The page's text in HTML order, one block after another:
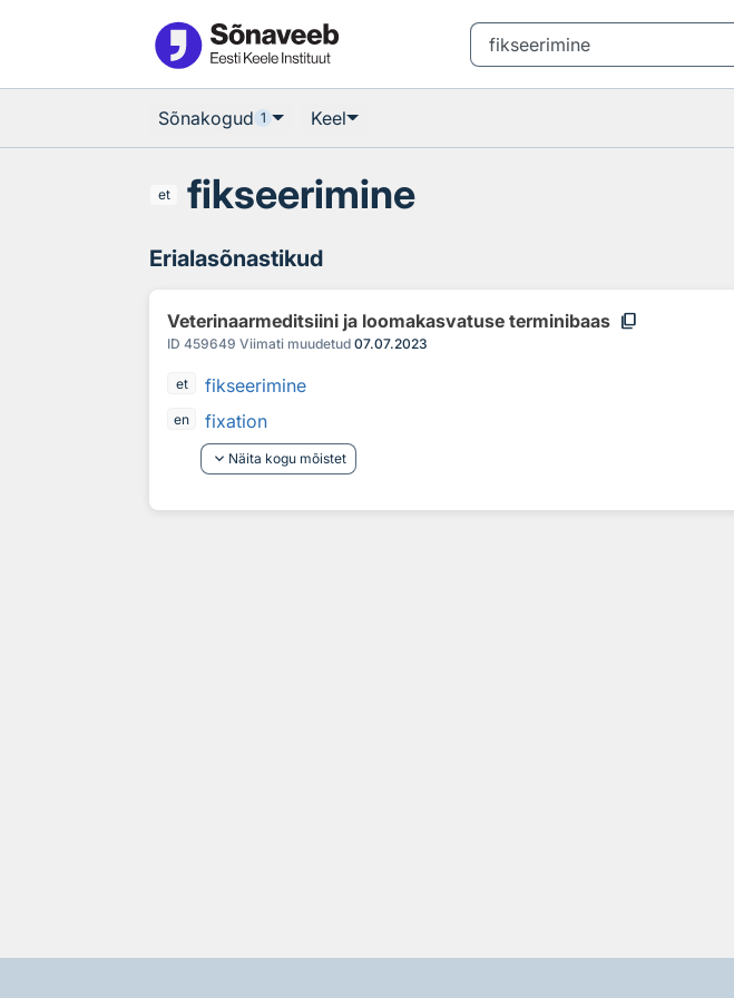
Sõnakogud 1 Keel
et fikseerimine
Erialasõnastikud
Veterinaarmeditsiini ja loomakasvatuse terminibaas content_copy
ID 459649 Viimati muudetud 07.07.2023
et fikseerimine
en
fixation
keyboard_arrow_down Näita kogu mõistet